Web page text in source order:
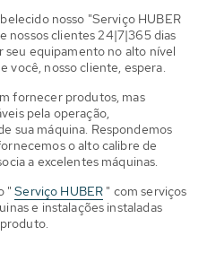
nosso "Serviço HUBER
nossos clientes 24|7|365 dias
seu equipamento no alto nível
você, nosso cliente, espera.
fornecer produtos, mas
pela operação,
sua máquina. Respondemos
o alto calibre de
a excelentes máquinas.
"Serviço HUBER " com serviços
e instalações instaladas